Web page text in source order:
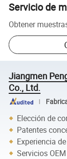
Servicio de
Obtener
Jiangmen
Co., Ltd.
Elección de
Patentes
Experiencia
Servicios OEM